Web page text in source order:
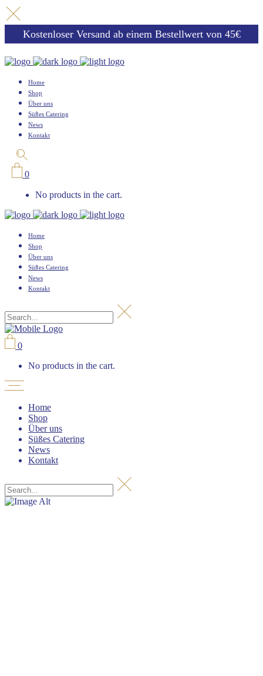
Kostenloser Versand ab einem Bestellwert von 45€
Home
Shop
Über uns
Süßes Catering
News
Kontakt
0
No products in the cart.
Home
Shop
Über uns
Süßes Catering
News
Kontakt
0
No products in the cart.
Home
Shop
Über uns
Süßes Catering
News
Kontakt